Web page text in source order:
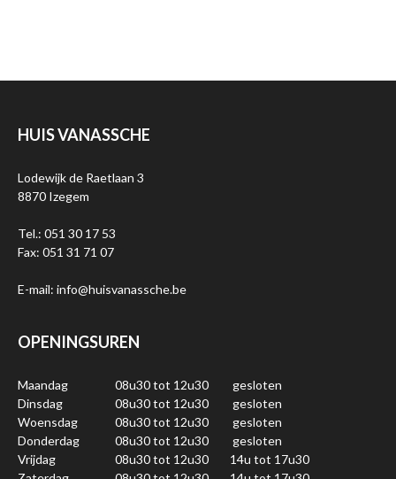
HUIS VANASSCHE
Lodewijk de Raetlaan 3
8870 Izegem
Tel.: 051 30 17 53
Fax: 051 31 71 07
E-mail: info@huisvanassche.be
OPENINGSUREN
Maandag 08u30 tot 12u30
gesloten
Dinsdag
08u30 tot 12u30
gesloten
Woensdag
08u30 tot 12u30
gesloten
Donderdag
08u30 tot 12u30
gesloten
Vrijdag
08u30 tot 12u30
14u tot 17u30